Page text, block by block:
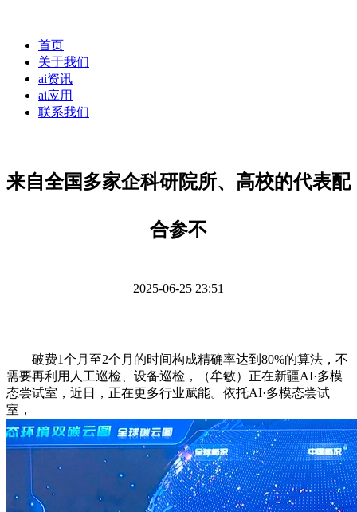
首页
关于我们
ai资讯
ai应用
联系我们
来自全国多家企科研院所、高校的代表配
合参不
2025-06-25 23:51
破费1个月至2个月的时间构成精确率达到80%的算法，不
需要再利用人工巡检、设备巡检，（牟敏）正在新疆AI·多模
态尝试室，近日，正在更多行业赋能。依托AI·多模态尝试
室，